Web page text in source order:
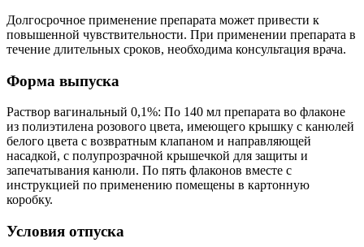
Долгосрочное применение препарата может привести к
повышенной чувствительности. При применении препарата в
течение длительных сроков, необходима консультация врача.
Форма выпуска
Раствор вагинальный 0,1%: По 140 мл препарата во флаконе
из полиэтилена розового цвета, имеющего крышку с канюлей
белого цвета с возвратным клапаном и направляющей
насадкой, с полупрозрачной крышечкой для защиты и
запечатывания канюли. По пять флаконов вместе с
инструкцией по применению помещены в картонную
коробку.
Условия отпуска